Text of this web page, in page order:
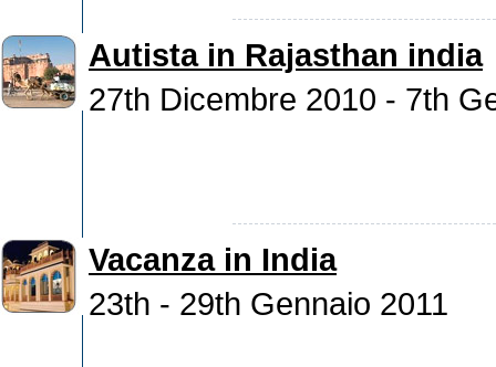
Autista in Rajasthan india
27th Dicembre 2010 - 7th
Vacanza in India
23th - 29th Gennaio 2011